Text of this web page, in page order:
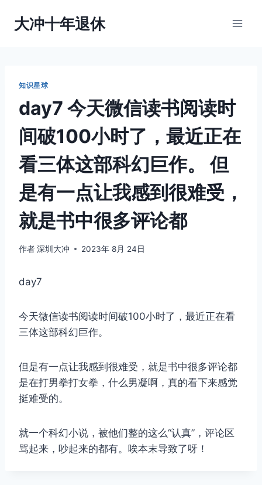
大冲十年退休
知识星球
day7 今天微信读书阅读时
间破100小时了，最近正在
看三体这部科幻巨作。 但
是有一点让我感到很难受，
就是书中很多评论都
作者深圳大冲 2023年 8月 24日
day7
今天微信读书阅读时间破100小时了，最近正在看
三体这部科幻巨作。
但是有一点让我感到很难受，就是书中很多评论都
是在打男拳打女拳，什么男凝啊，真的看下来感觉
挺难受的。
就一个科幻小说，被他们整的这么“认真”，评论区
骂起来，吵起来的都有。唉本末导致了呀！